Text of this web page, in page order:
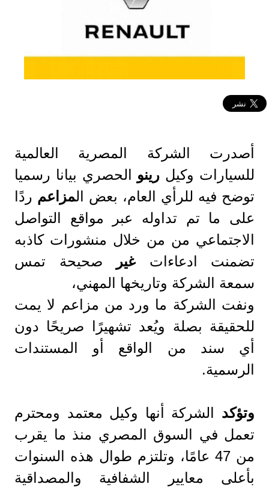
أصدرت الشركة المصرية العالمية
للسيارات وكيل رينو الحصري بيانا رسميا
توضح فيه للرأي العام، بعض المزاعم ردًا
على ما تم تداوله عبر مواقع التواصل
الاجتماعي من من خلال منشورات كاذبه
تضمنت ادعاءات غير
صحيحة تمس
سمعة الشركة وتاريخها المهني،
ونفت الشركة ما ورد من مزاعم لا يمت
للحقيقة بصلة ويُعد تشهيرًا صريحًا دون
أي سند من الواقع أو المستندات
الرسمية.
وتؤكد الشركة أنها وكيل معتمد ومحترم
تعمل في السوق المصري منذ ما يقرب
من 47 عامًا، وتلتزم طوال هذه السنوات
بأعلى معايير الشفافية والمصداقية